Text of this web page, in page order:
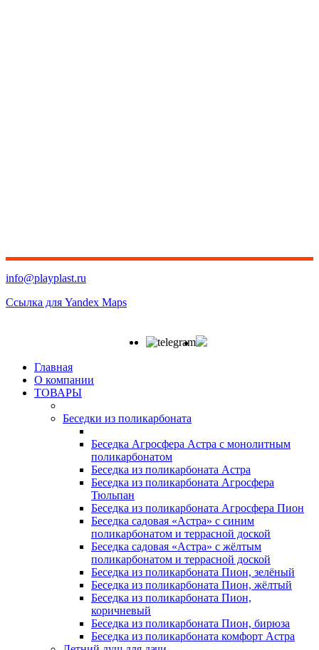
info@playplast.ru
Ссылка для Yandex Maps
Главная
О компании
ТОВАРЫ
Беседки из поликарбоната
Беседка Агросфера Астра с монолитным
поликарбонатом
Беседка из поликарбоната Астра
Беседка из поликарбоната Агросфера
Тюльпан
Беседка из поликарбоната Агросфера Пион
Беседка садовая «Астра» с синим
поликарбонатом и террасной доской
Беседка садовая «Астра» с жёлтым
поликарбонатом и террасной доской
Беседка из поликарбоната Пион, зелёный
Беседка из поликарбоната Пион, жёлтый
Беседка из поликарбоната Пион,
коричневый
Беседка из поликарбоната Пион, бирюза
Беседка из поликарбоната комфорт Астра